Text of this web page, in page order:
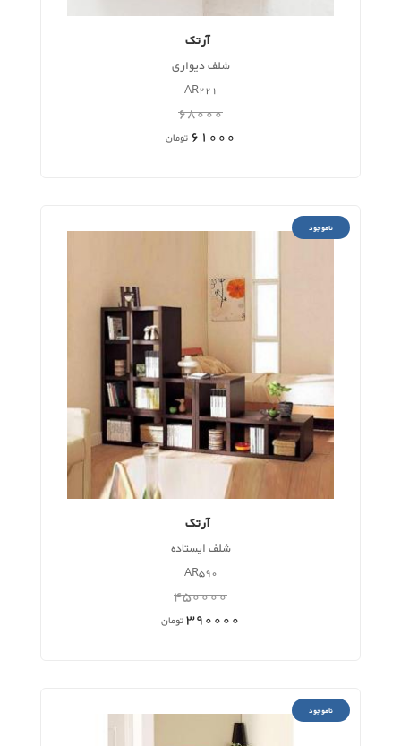
آرتک
شلف دیواری
AR221
68000
61000 تومان
ناموجود
آرتک
شلف ایستاده
AR590
450000
390000تومان
ناموجود